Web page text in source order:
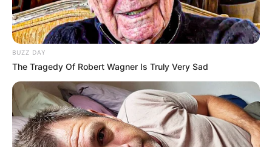
BUZZ DAY
The Tragedy Of Robert Wagner Is Truly Very Sad